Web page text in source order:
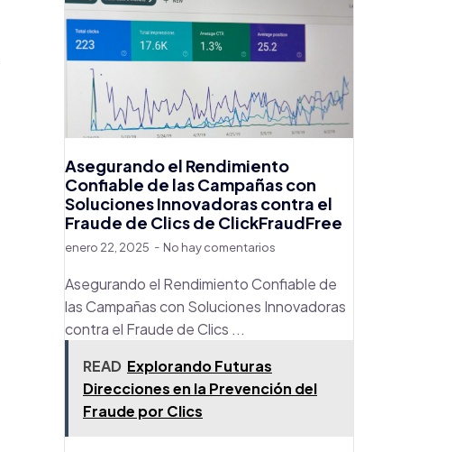
Asegurando el Rendimiento
Confiable de las Campañas con
Soluciones Innovadoras contra el
Fraude de Clics de ClickFraudFree
enero 22, 2025 No hay comentarios
Asegurando el Rendimiento Confiable de
las Campañas con Soluciones Innovadoras
contra el Fraude de Clics ...
READ Explorando Futuras
Direcciones en la Prevención del
Fraude por Clics